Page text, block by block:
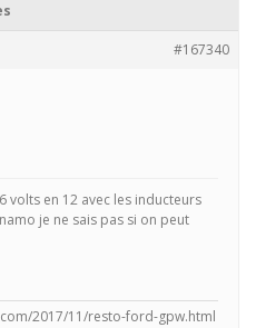
#167340
en 12 avec les inducteurs
je ne sais pas si on peut
2017/11/resto-ford-gpw.html